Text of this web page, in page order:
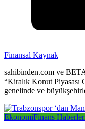
Finansal Kaynak
sahibinden.com ve
“Kiralık Konut Piyasası
genelinde ve
EkonomiFinans